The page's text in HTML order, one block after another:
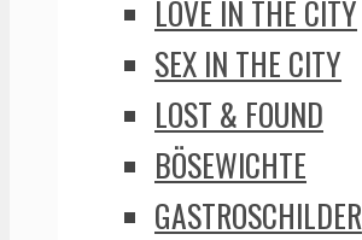
LOVE IN THE CITY
SEX IN THE CITY
LOST & FOUND
BÖSEWICHTE
GASTROSCHILDER